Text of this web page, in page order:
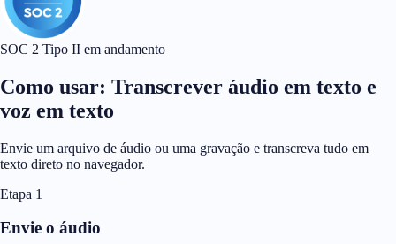
SOC 2 Tipo II em andamento
Como usar: Transcrever áudio em texto e
voz em texto
Envie um arquivo de áudio ou uma gravação e transcreva tudo em
texto direto no navegador.
Etapa 1
Envie o áudio